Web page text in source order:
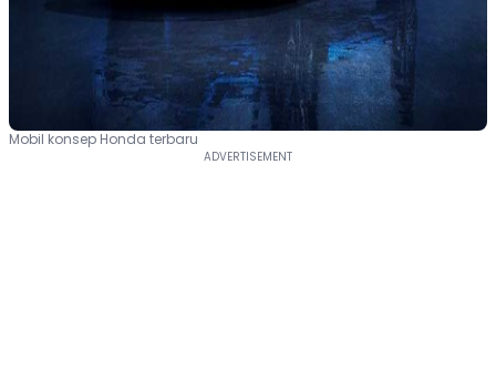
Mobil konsep Honda terbaru